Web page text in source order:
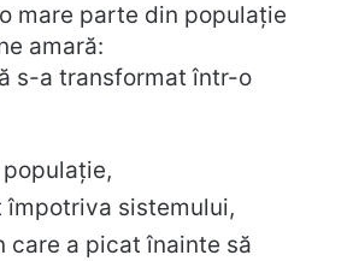
mare parte din populație
amară:
s-a transformat într-o
împotriva sistemului,
care a picat înainte să